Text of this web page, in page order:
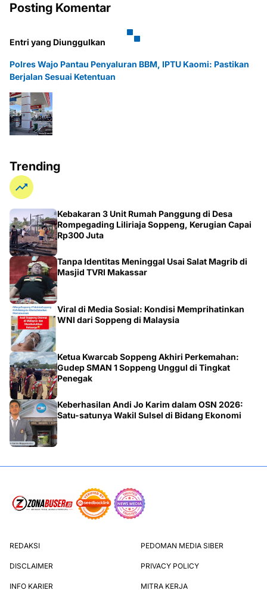
Posting Komentar
Entri yang Diunggulkan
Polres Wajo Pantau Penyaluran BBM, IPTU Kaomi: Pastikan
Berjalan Sesuai Ketentuan
Trending
Kebakaran 3 Unit Rumah Panggung di Desa
Rompegading Liliriaja Soppeng, Kerugian Capai
Rp300 Juta
Tanpa Identitas Meninggal Usai Salat Magrib di
Masjid TVRI Makassar
Viral di Media Sosial: Kondisi Memprihatinkan
WNI dari Soppeng di Malaysia
Ketua Kwarcab Soppeng Akhiri Perkemahan:
Gudep SMAN 1 Soppeng Unggul di Tingkat
Penegak
Keberhasilan Andi Jo Karim dalam OSN 2026:
Satu-satunya Wakil Sulsel di Bidang Ekonomi
REDAKSI PEDOMAN MEDIA SIBER
DISCLAIMER PRIVACY POLICY
INFO KARIER MITRA KERJA